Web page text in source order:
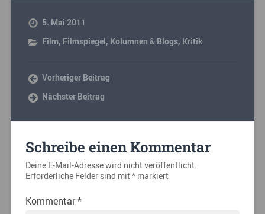
5. Mai 2011
Film, Filmspiegel, Kolumnen & Blogs, Kritik
Vorheriger Beitrag
Nächster Beitrag
Schreibe einen Kommentar
Deine E-Mail-Adresse wird nicht veröffentlicht.
Erforderliche Felder sind mit*markiert
Kommentar*